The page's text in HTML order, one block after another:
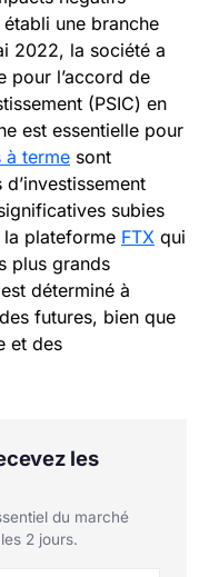
une branche
2022, la société a
pour l’accord de
(PSIC) en
est essentielle pour
à terme sont
subies
plateforme FTX qui
plus grands
déterminé à
futures, bien que
et des
les
du marché
2 jours.